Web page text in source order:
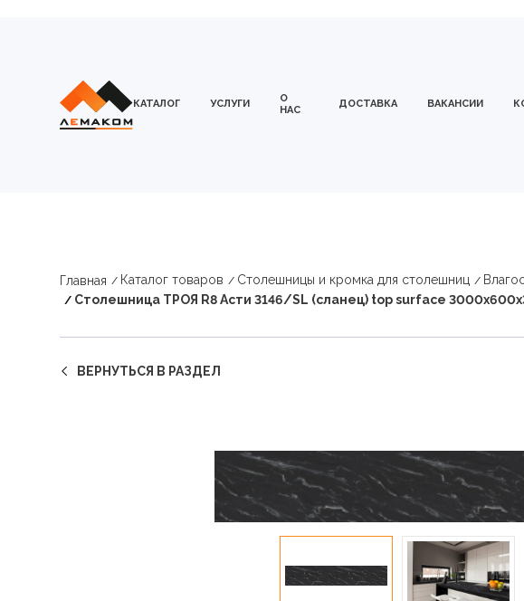
КАТАЛОГ УСЛУГИ
О
НАС
ДОСТАВКА ВАКАНСИИ
Главная Каталог товаров Столешницы и кромка для столешниц
Столешница ТРОЯ R8 Асти 3146/SL (сланец) top surface
ВЕРНУТЬСЯ В РАЗДЕЛ